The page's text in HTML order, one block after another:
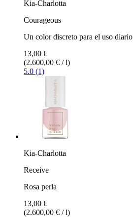
Kia-Charlotta
Courageous
Un color discreto para el uso diario
13,00 €
(2.600,00 € / l)
5.0 (1)
Kia-Charlotta
Receive
Rosa perla
13,00 €
(2.600,00 € / l)